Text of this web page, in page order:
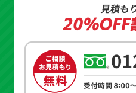
見積も
20%OFF